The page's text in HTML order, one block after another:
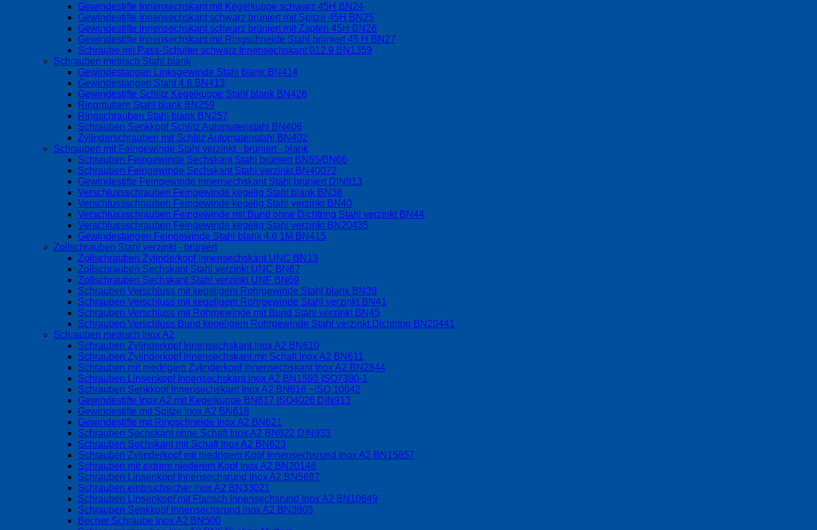
Gewindestifte Innensechskant mit Kegelkuppe schwarz 45H BN24
Gewindestifte Innensechskant schwarz brüniert mit Spitze 45H BN25
Gewindestifte Innensechskant schwarz brüniert mit Zapfen 45H BN26
Gewindestifte Innensechskant mit Ringschneide Stahl brüniert 45 H BN27
Schraube mit Pass-Schulter schwarz Innensechskant 012.9 BN1359
Schrauben metrisch Stahl blank
Gewindestangen Linksgewinde Stahl blank BN414
Gewindestangen Stahl 4.6 BN413
Gewindestifte Schlitz Kegelkuppe Stahl blank BN426
Ringmuttern Stahl blank BN259
Ringschrauben Stahl blank BN257
Schrauben Senkkopf Schlitz Automatenstahl BN406
Zylinderschrauben mit Schlitz Automatenstahl BN402
Schrauben mit Feingewinde Stahl verzinkt - brüniert - blank
Schrauben Feingewinde Sechskant Stahl brüniert BN65/BN66
Schrauben Feingewinde Sechskant Stahl verzinkt BN40072
Gewindestifte Feingewinde Innensechskant Stahl brüniert DIN913
Verschlussschrauben Feingewinde kegelig Stahl blank BN38
Verschlussschrauben Feingewinde kegelig Stahl verzinkt BN40
Verschlussschrauben Feingewinde mit Bund ohne Dichtring Stahl verzinkt BN44
Verschlussschrauben Feingewinde kegelig Stahl verzinkt BN20435
Gewindestangen Feingewinde Stahl blank 4.6 1M BN415
Zollschrauben Stahl verzinkt - brüniert
Zollschrauben Zylinderkopf Innensechskant UNC BN13
Zollschrauben Sechskant Stahl verzinkt UNC BN67
Zollschrauben Sechskant Stahl verzinkt UNF BN69
Schrauben Verschluss mit kegeligem Rohrgewinde Stahl blank BN39
Schrauben Verschluss mit kegeligem Rohrgewinde Stahl verzinkt BN41
Schrauben Verschluss mit Rohrgewinde mit Bund Stahl verzinkt BN45
Schrauben Verschluss Bund kegeligem Rohrgewinde Stahl verzinkt Dichtring BN20441
Schrauben metrisch Inox A2
Schrauben Zylinderkopf Innensechskant Inox A2 BN610
Schrauben Zylinderkopf Innensechskant mit Schaft Inox A2 BN611
Schrauben mit niedrigem Zylinderkopf Innensechskant Inox A2 BN2844
Schrauben Linsenkopf Innensechskant Inox A2 BN1593 ISO7380-1
Schrauben Senkkopf Innensechskant Inox A2 BN616 ~ISO 10642
Gewindestifte Inox A2 mit Kegelkuppe BN617 ISO4026 DIN913
Gewindestifte mit Spitze Inox A2 BN618
Gewindestifte mit Ringschneide Inox A2 BN621
Schrauben Sechskant ohne Schaft Inox A2 BN622 DIN933
Schrauben Sechskant mit Schaft Inox A2 BN623
Schrauben Zylinderkopf mit niedrigem Kopf Innensechsrund Inox A2 BN15857
Schrauben mit extrem niederem Kopf Inox A2 BN20146
Schrauben Linsenkopf Innensechsrund Inox A2 BN5687
Schrauben einbruchsicher Inox A2 BN33021
Schrauben Linsenkopf mit Flansch Innensechsrund Inox A2 BN10649
Schrauben Senkkopf Innensechsrund Inox A2 BN3803
Becher Schraube Inox A2 BN500